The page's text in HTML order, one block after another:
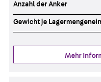
Anzahl der Anker
Gewicht je
Mehr